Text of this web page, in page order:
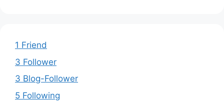
1 Friend
3 Follower
3 Blog-Follower
5 Following